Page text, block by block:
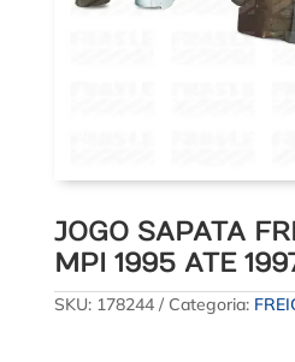
JOGO SAPATA
MPI 1995 ATE
SKU: 178244 Categoria: